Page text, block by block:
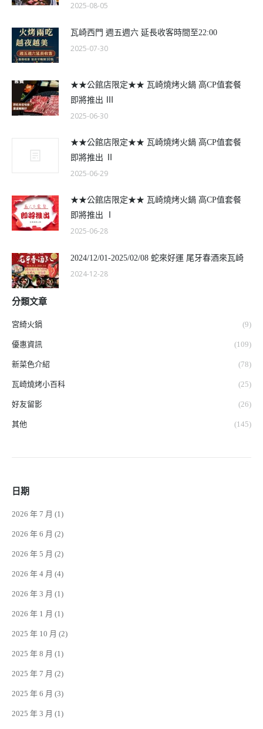
2025-08-05
瓦崎西門 週五週六 延長收客時間至22:00
2025-07-30
★★公館店限定★★ 瓦崎燒烤火鍋 高CP值套餐
即將推出 Ⅲ
2025-06-30
★★公館店限定★★ 瓦崎燒烤火鍋 高CP值套餐
即將推出 Ⅱ
2025-06-29
★★公館店限定★★ 瓦崎燒烤火鍋 高CP值套餐
即將推出 Ⅰ
2025-06-28
2024/12/01-2025/02/08 蛇來好運 尾牙春酒來瓦崎
2024-12-28
分類文章
宮綺火鍋 (9)
優惠資訊 (109)
新菜色介紹 (78)
瓦崎燒烤小百科 (25)
好友留影 (26)
其他 (145)
日期
2026 年 7 月 (1)
2026 年 6 月 (2)
2026 年 5 月 (2)
2026 年 4 月 (4)
2026 年 3 月 (1)
2026 年 1 月 (1)
2025 年 10 月 (2)
2025 年 8 月 (1)
2025 年 7 月 (2)
2025 年 6 月 (3)
2025 年 3 月 (1)